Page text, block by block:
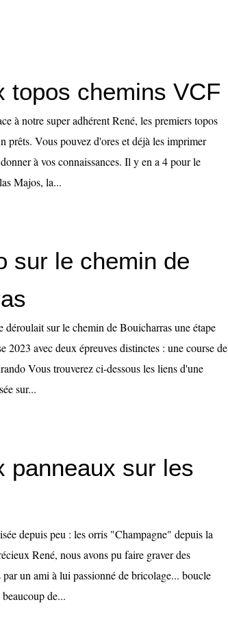
topos chemins VCF
à notre super adhérent René, les premiers topos
prêts. Vous pouvez d'ores et déjà les imprimer
à vos connaissances. Il y en a 4 pour le
Majos, la...
sur le chemin de
déroulait sur le chemin de Bouicharras une étape
2023 avec deux épreuves distinctes : une course de
Vous trouverez ci-dessous les liens d'une
sur...
panneaux sur les
depuis peu : les orris "Champagne" depuis la
René, nous avons pu faire graver des
par un ami à lui passionné de bricolage... boucle
de...